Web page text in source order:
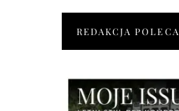
REDAKCJA POLECA